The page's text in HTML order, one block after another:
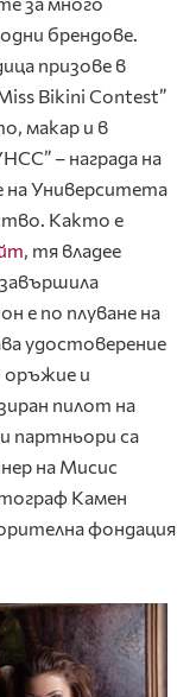
брендове.
призове в
Bikini Contest”
макар и в
– награда на
на Университета
Както е
, тя владее
завършила
е по плуване на
удостоверение
оръжие и
пилот на
партньори са
на Мисис
Камен
фондация